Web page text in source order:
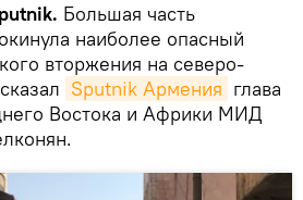
Большая часть
наиболее опасный
вторжения на северо-
Sputnik Армения глава
Востока и Африки МИД